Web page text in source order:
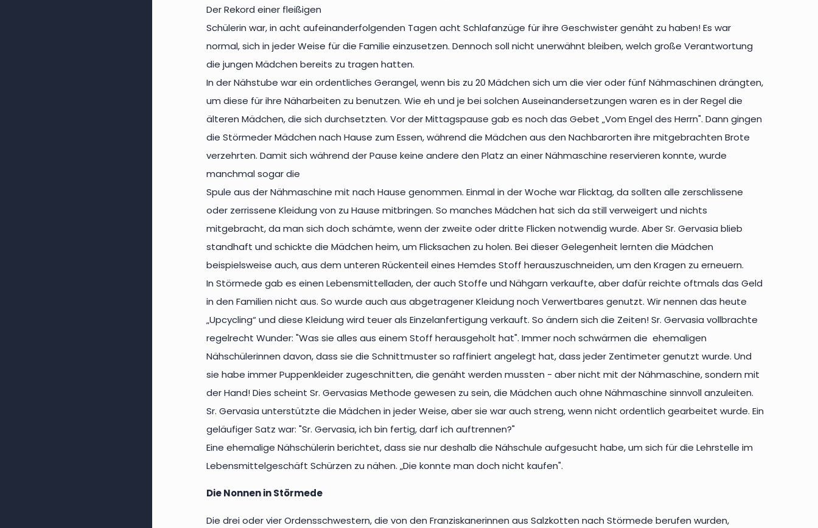
Der Rekord einer fleißigen
Schülerin war, in acht aufeinanderfolgenden Tagen acht Schlafanzüge für ihre Geschwister genäht zu haben! Es war
normal, sich in jeder Weise für die Familie einzusetzen. Dennoch soll nicht unerwähnt bleiben, welch große Verantwortung
die jungen Mädchen bereits zu tragen hatten.
In der Nähstube war ein ordentliches Gerangel, wenn bis zu 20 Mädchen sich um die vier oder fünf Nähmaschinen drängten,
um diese für ihre Näharbeiten zu benutzen. Wie eh und je bei solchen Auseinandersetzungen waren es in der Regel die
älteren Mädchen, die sich durchsetzten. Vor der Mittagspause gab es noch das Gebet „Vom Engel des Herrn". Dann gingen
die Störmeder Mädchen nach Hause zum Essen, während die Mädchen aus den Nachbarorten ihre mitgebrachten Brote
verzehrten. Damit sich während der Pause keine andere den Platz an einer Nähmaschine reservieren konnte, wurde
manchmal sogar die
Spule aus der Nähmaschine mit nach Hause genommen. Einmal in der Woche war Flicktag, da sollten alle zerschlissene
oder zerrissene Kleidung von zu Hause mitbringen. So manches Mädchen hat sich da still verweigert und nichts
mitgebracht, da man sich doch schämte, wenn der zweite oder dritte Flicken notwendig wurde. Aber Sr. Gervasia blieb
standhaft und schickte die Mädchen heim, um Flicksachen zu holen. Bei dieser Gelegenheit lernten die Mädchen
beispielsweise auch, aus dem unteren Rückenteil eines Hemdes Stoff herauszuschneiden, um den Kragen zu erneuern.
In Störmede gab es einen Lebensmittelladen, der auch Stoffe und Nähgarn verkaufte, aber dafür reichte oftmals das Geld
in den Familien nicht aus. So wurde auch aus abgetragener Kleidung noch Verwertbares genutzt. Wir nennen das heute
„Upcycling“ und diese Kleidung wird teuer als Einzelanfertigung verkauft. So ändern sich die Zeiten! Sr. Gervasia vollbrachte
regelrecht Wunder: "Was sie alles aus einem Stoff herausgeholt hat". Immer noch schwärmen die ehemaligen
Nähschülerinnen davon, dass sie die Schnittmuster so raffiniert angelegt hat, dass jeder Zentimeter genutzt wurde. Und
sie habe immer Puppenkleider zugeschnitten, die genäht werden mussten - aber nicht mit der Nähmaschine, sondern mit
der Hand! Dies scheint Sr. Gervasias Methode gewesen zu sein, die Mädchen auch ohne Nähmaschine sinnvoll anzuleiten.
Sr. Gervasia unterstützte die Mädchen in jeder Weise, aber sie war auch streng, wenn nicht ordentlich gearbeitet wurde. Ein
geläufiger Satz war: "Sr. Gervasia, ich bin fertig, darf ich auftrennen?"
Eine ehemalige Nähschülerin berichtet, dass sie nur deshalb die Nähschule aufgesucht habe, um sich für die Lehrstelle im
Lebensmittelgeschäft Schürzen zu nähen. „Die konnte man doch nicht kaufen".
Die Nonnen in Störmede
Die drei oder vier Ordensschwestern, die von den Franziskanerinnen aus Salzkotten nach Störmede berufen wurden,